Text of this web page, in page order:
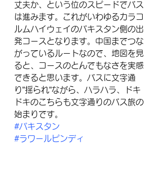
丈夫か、という位のスピードでバス
は進みます。これがいわゆるカラコ
ルムハイウェイのパキスタン側の出
発コースとなります。中国までつな
がっているルートなので、地図を見
ると、コースのとんでもなさを実感
できると思います。バスに文字通
り”揺られ”ながら、ハラハラ、ドキ
ドキのこちらも文字通りのバス旅の
始まりです。
#パキスタン
#ラワールピンディ